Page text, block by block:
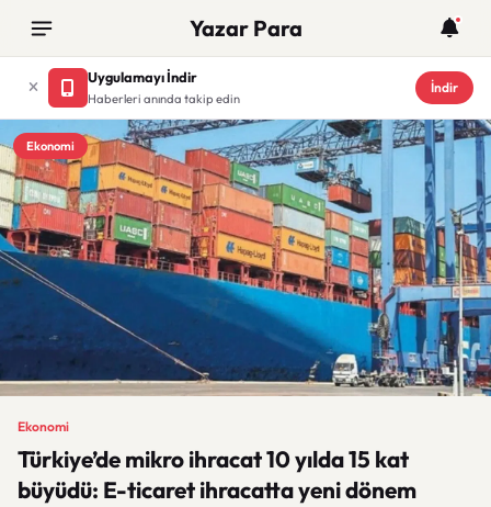
Yazar Para
Uygulamayı İndir
Haberleri anında takip edin
İndir
Ekonomi
Ekonomi
Türkiye’de mikro ihracat 10 yılda 15 kat
büyüdü: E-ticaret ihracatta yeni dönem